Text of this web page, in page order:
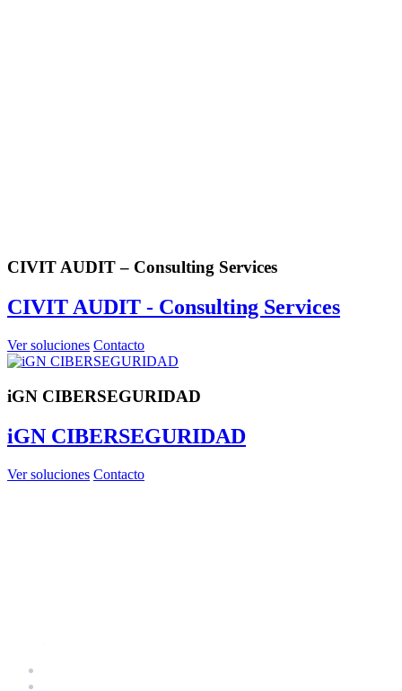
CIVIT AUDIT – Consulting Services
CIVIT AUDIT - Consulting Services
Ver soluciones Contacto
iGN CIBERSEGURIDAD
iGN CIBERSEGURIDAD
Ver soluciones Contacto